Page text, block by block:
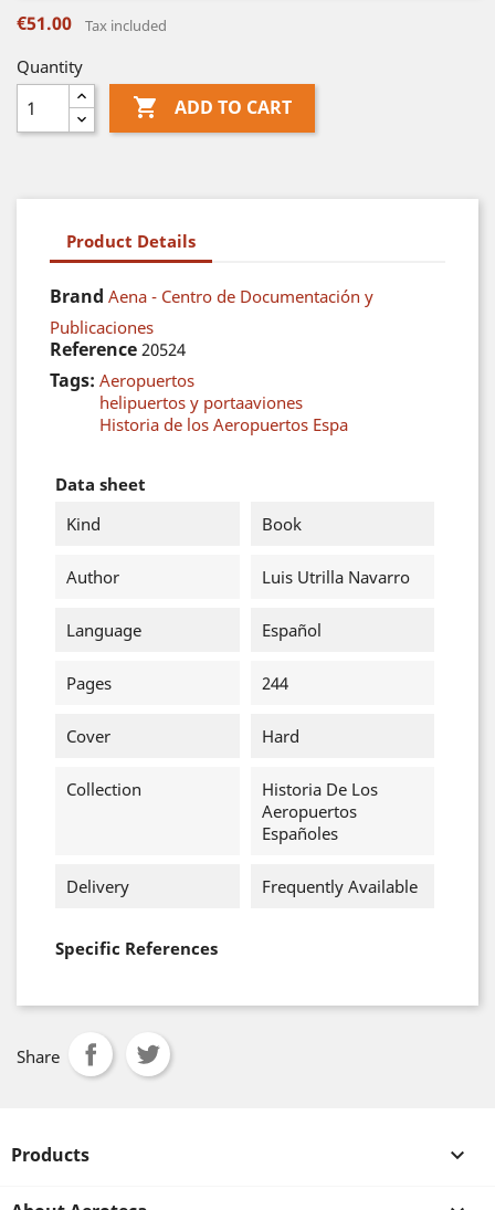
€51.00 Tax included
Quantity
 ADD TO CART
Product Details
Brand Aena - Centro de Documentación y
Publicaciones
Reference 20524
Tags: Aeropuertos
helipuertos y portaaviones
Historia de los Aeropuertos Espa
Data sheet
Kind
Book
Author Luis Utrilla Navarro
Language Español
Pages 244
Cover Hard
Collection
Historia De Los
Aeropuertos
Españoles
Delivery Frequently Available
Specific References
Share
Products 